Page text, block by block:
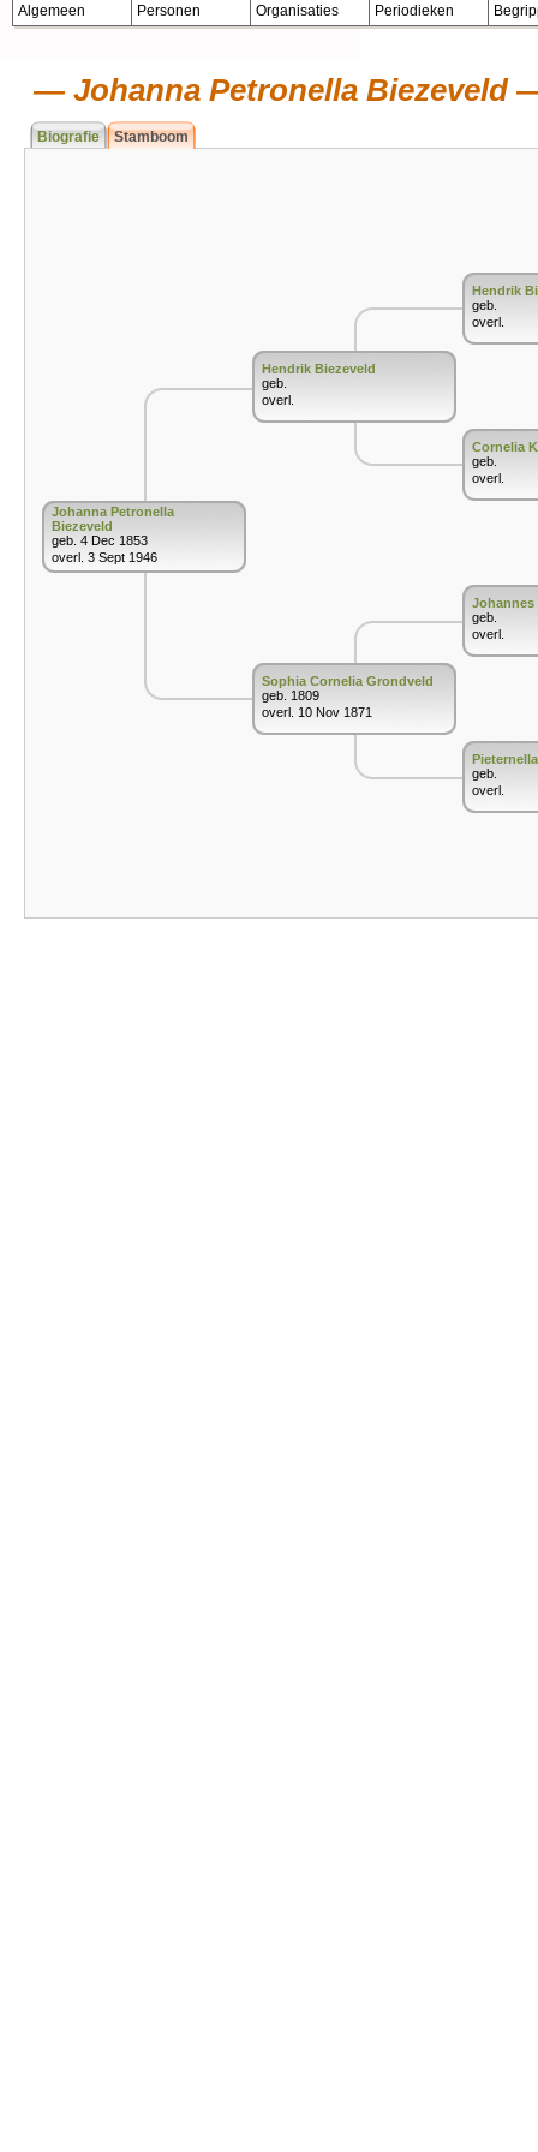
Algemeen Personen Organisaties Periodieken
Johanna Petronella Biezeveld
Biografie Stamboom
Johanna Petronella
Biezeveld
geb. 4 Dec 1853
overl. 3 Sept 1946
Hendrik Biezeveld
geb.
overl.
Sophia Cornelia Grondveld
geb. 1809
overl. 10 Nov 1871
Hendrik
geb.
overl.
Cornelia
geb.
overl.
geb.
overl.
geb.
overl.